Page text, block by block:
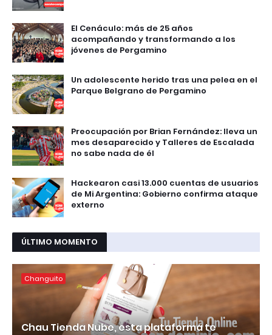
El Cenáculo: más de 25 años
acompañando y transformando a los
jóvenes de Pergamino
Un adolescente herido tras una pelea en el
Parque Belgrano de Pergamino
Preocupación por Brian Fernández: lleva un
mes desaparecido y Talleres de Escalada
no sabe nada de él
Hackearon casi 13.000 cuentas de usuarios
de Mi Argentina: Gobierno confirma ataque
externo
ÚLTIMO MOMENTO
Changuito
Chau Tienda Nube, esta plataforma te